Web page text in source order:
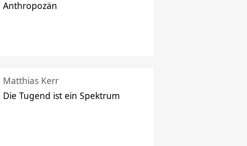
Anthropozän
Matthias Kerr
Die Tugend ist ein Spektrum